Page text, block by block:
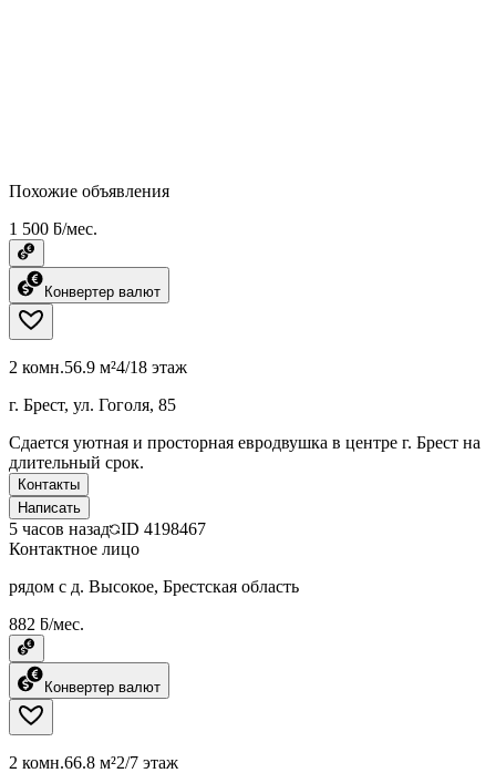
Похожие объявления
1 500 ƃ/мес.
Конвертер валют
2 комн.56.9 м²4/18 этаж
г. Брест, ул. Гоголя, 85
Сдается уютная и просторная евродвушка в центре г. Брест на
длительный срок.
Контакты
Написать
5 часов назад ID 4198467
Контактное лицо
рядом с д. Высокое, Брестская область
882 ƃ/мес.
Конвертер валют
2 комн.66.8 м²2/7 этаж